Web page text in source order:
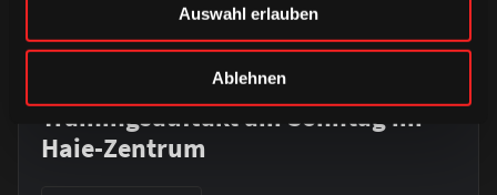
Auswahl erlauben
Ablehnen
DONNERSTAG, 06. AUGUST 2026
Alle Infos zum öffentlichen
Trainingsauftakt am Sonntag im
Haie-Zentrum